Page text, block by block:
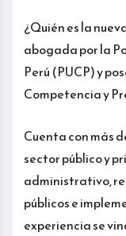
¿Quién es la
abogada por la
Perú (PUCP) y
Competencia y
Cuenta con más
sector público y
administrativo,
públicos e
experiencia se